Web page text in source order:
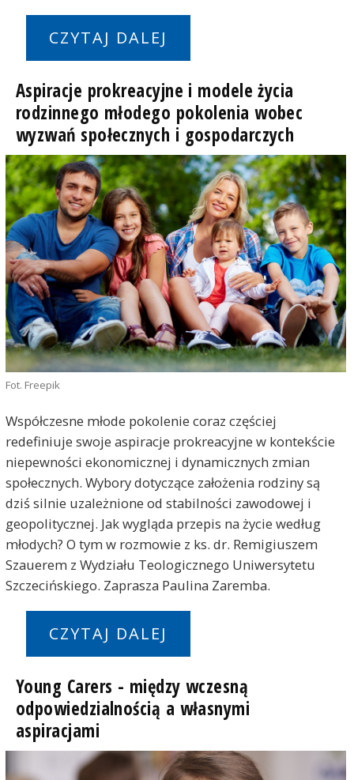
CZYTAJ DALEJ
Aspiracje prokreacyjne i modele życia
rodzinnego młodego pokolenia wobec
wyzwań społecznych i gospodarczych
Fot. Freepik
Współczesne młode pokolenie coraz częściej
redefiniuje swoje aspiracje prokreacyjne w kontekście
niepewności ekonomicznej i dynamicznych zmian
społecznych. Wybory dotyczące założenia rodziny są
dziś silnie uzależnione od stabilności zawodowej i
geopolitycznej. Jak wygląda przepis na życie według
młodych? O tym w rozmowie z ks. dr. Remigiuszem
Szauerem z Wydziału Teologicznego Uniwersytetu
Szczecińskiego. Zaprasza Paulina Zaremba.
CZYTAJ DALEJ
Young Carers - między wczesną
odpowiedzialnością a własnymi
aspiracjami